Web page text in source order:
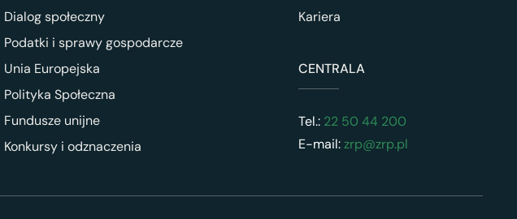
Dialog społeczny
Podatki i sprawy gospodarcze
Unia Europejska
Polityka Społeczna
Fundusze unijne
Konkursy i odznaczenia
Kariera
CENTRALA
Tel.:22 50 44 200
E-mail:zrp@zrp.pl